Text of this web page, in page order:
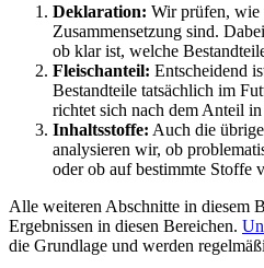
Deklaration: Wir prüfen, wie
Zusammensetzung sind.
ob klar ist, welche
Fleischanteil: Entscheidend
Bestandteile tatsächlich im
richtet sich nach dem Anteil in
Inhaltsstoffe: Auch die
analysieren wir, ob
oder ob auf bestimmte Stoffe
Alle weiteren Abschnitte in diesem
Ergebnissen in diesen Bereichen.
die Grundlage und werden